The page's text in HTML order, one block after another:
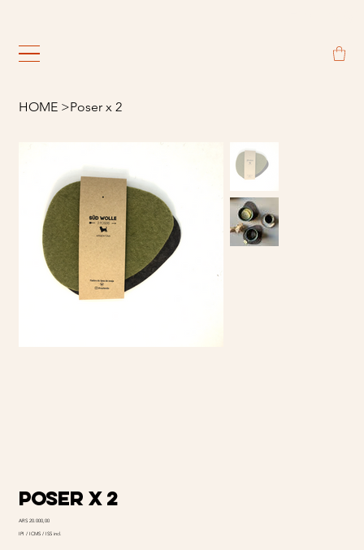
HOME >Poser x 2
Poser x 2
Preço
ARS 20.000,00
IPI / ICMS / ISS incl.